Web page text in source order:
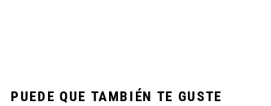
PUEDE QUE TAMBIÉN TE GUSTE